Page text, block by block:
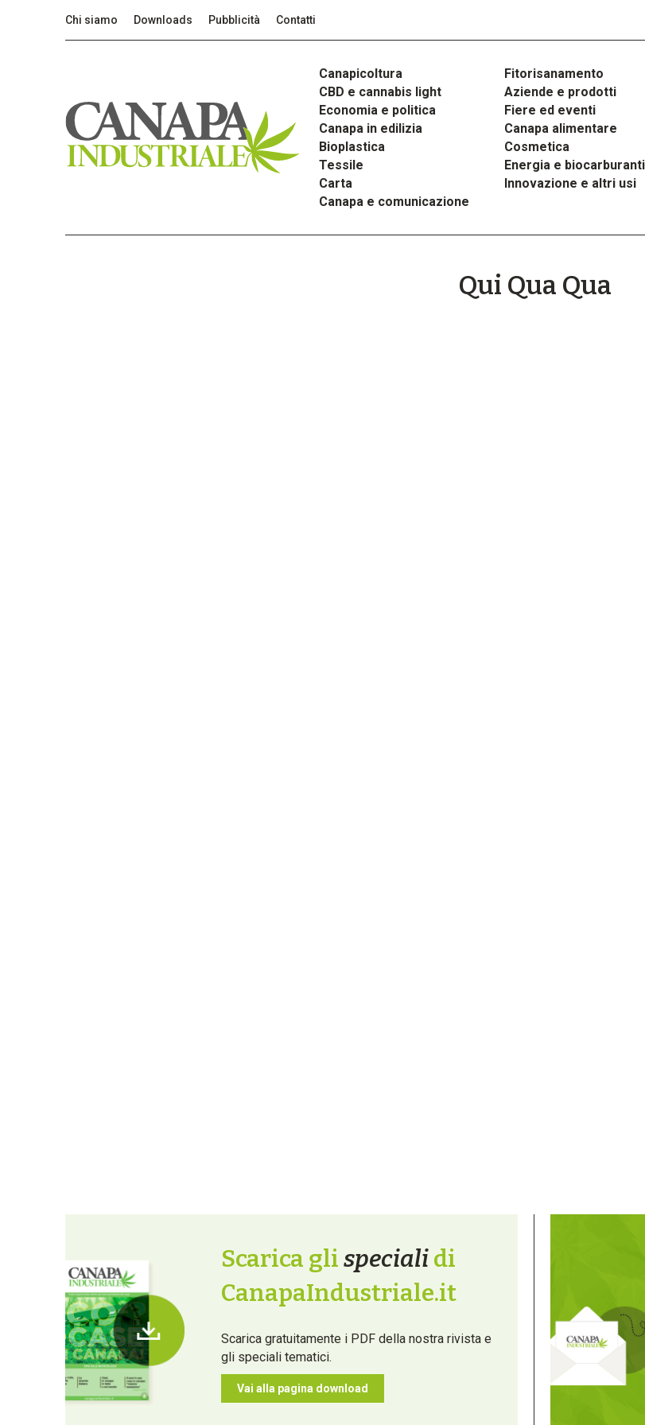
Chi siamo Downloads Pubblicità Contatti
Canapicoltura
Fitorisanamento
CBD e cannabis light
Aziende e prodotti
Economia e politica
Fiere ed eventi
Canapa in edilizia
Canapa alimentare
Bioplastica
Cosmetica
Tessile
Energia e biocarburanti
Carta
Innovazione e altri usi
Canapa e comunicazione
Qui Qua Qua
Scarica glispecialidi
CanapaIndustriale.it
Scarica gratuitamente i PDF della nostra rivista e
gli speciali tematici.
Vai alla pagina download